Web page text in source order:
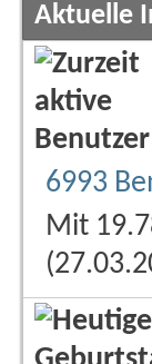
Aktuelle
6993
Mit